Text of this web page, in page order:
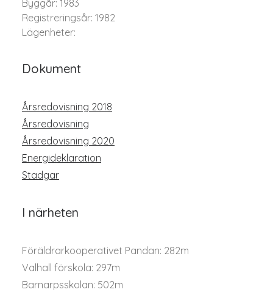
Byggår: 1983
Registreringsår: 1982
Lägenheter:
Dokument
Årsredovisning 2018
Årsredovisning
Årsredovisning 2020
Energideklaration
Stadgar
I närheten
Föräldrarkooperativet Pandan: 282m
Valhall förskola: 297m
Barnarpsskolan: 502m